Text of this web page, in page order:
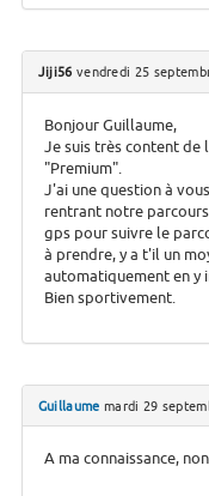
Jiji56 vendredi 25
Bonjour Guillaume,
Je suis très content de
"Premium".
J'ai une question à
rentrant notre
gps pour suivre le
à prendre, y a t'il un
automatiquement en y
Bien sportivement.
Guillaume mardi 29
A ma connaissance,